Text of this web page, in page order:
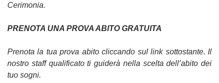
Cerimonia.
PRENOTA UNA PROVA ABITO GRATUITA
Prenota la tua prova abito cliccando sul link sottostante. Il
nostro staff qualificato ti guiderà nella scelta dell’abito dei
tuo sogni.